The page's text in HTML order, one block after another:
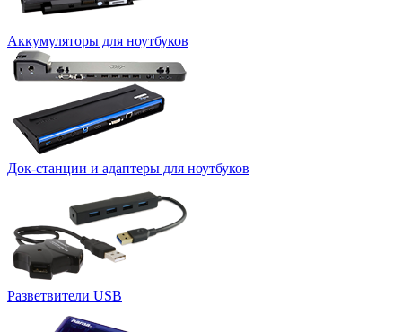
Аккумуляторы для ноутбуков
Док-станции и адаптеры для ноутбуков
Разветвители USB